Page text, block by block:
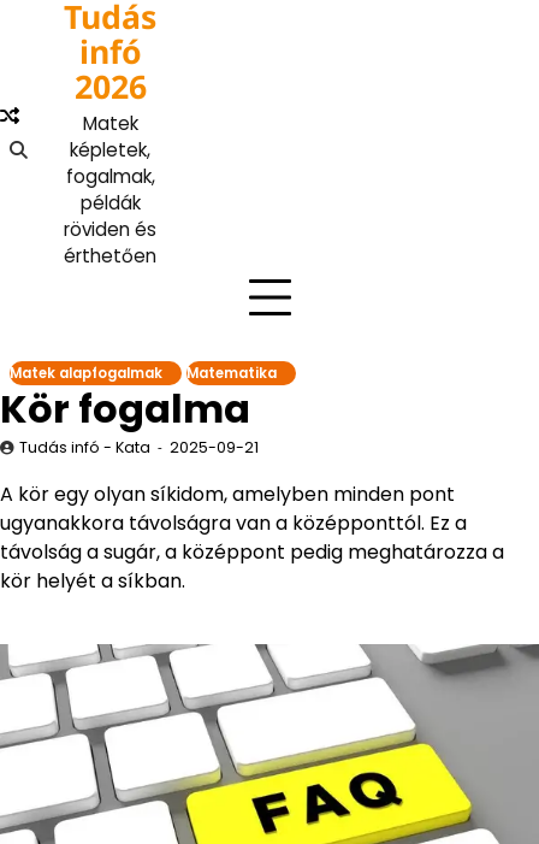
Tudás
infó
2026
Matek
képletek,
fogalmak,
példák
röviden és
érthetően
Matek alapfogalmak Matematika
Kör fogalma
Tudás infó - Kata 2025-09-21
A kör egy olyan síkidom, amelyben minden pont
ugyanakkora távolságra van a középponttól. Ez a
távolság a sugár, a középpont pedig meghatározza a
kör helyét a síkban.